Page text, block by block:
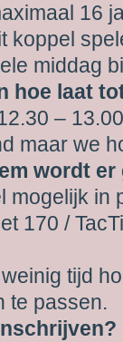
16
koppel
middag
hoe laat
–
maar we
wordt er
mogelijk in
170 /
tijd
te passen.